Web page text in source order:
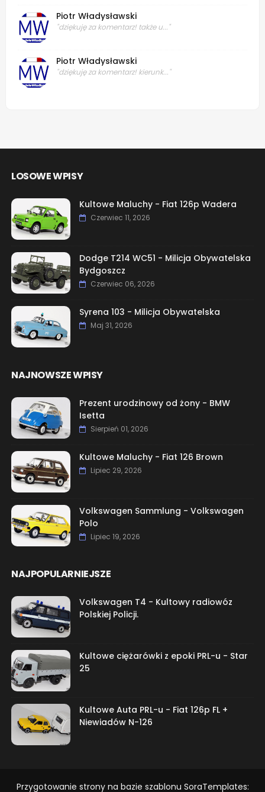
Piotr Władysławski
"dziękuję za komentarz! także u..."
Piotr Władysławski
"dziękuję za komentarz! kierunk..."
LOSOWE WPISY
Kultowe Maluchy - Fiat 126p Wadera
Czerwiec 11, 2026
Dodge T214 WC51 - Milicja Obywatelska
Bydgoszcz
Czerwiec 06, 2026
Syrena 103 - Milicja Obywatelska
Maj 31, 2026
NAJNOWSZE WPISY
Prezent urodzinowy od żony - BMW
Isetta
Sierpień 01, 2026
Kultowe Maluchy - Fiat 126 Brown
Lipiec 29, 2026
Volkswagen Sammlung - Volkswagen
Polo
Lipiec 19, 2026
NAJPOPULARNIEJSZE
Volkswagen T4 - Kultowy radiowóz
Polskiej Policji.
Kultowe ciężarówki z epoki PRL-u - Star
25
Kultowe Auta PRL-u - Fiat 126p FL +
Niewiadów N-126
Przygotowanie strony na bazie szablonu SoraTemplates: